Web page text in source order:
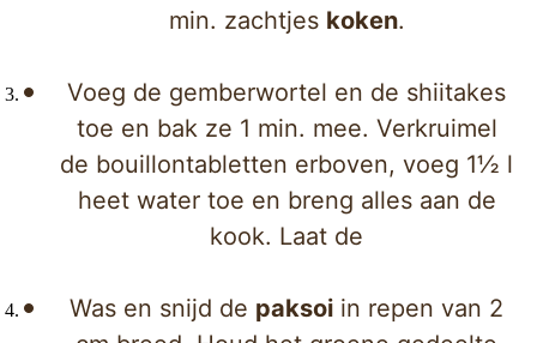
min. zachtjes koken.
Voeg de gemberwortel en de shiitakes
toe en bak ze 1 min. mee. Verkruimel
de bouillontabletten erboven, voeg 1½ l
heet water toe en breng alles aan de
kook. Laat de
Was en snijd de paksoi in repen van 2